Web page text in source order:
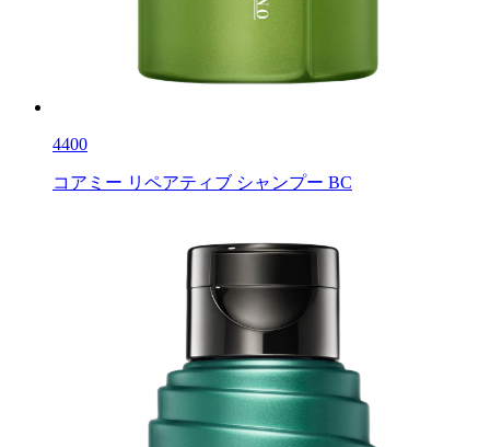
4400
コアミー リペアティブ シャンプー BC